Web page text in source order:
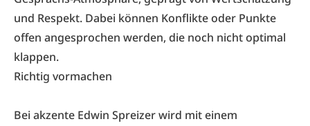
und Respekt. Dabei können Konflikte oder Punkte
offen angesprochen werden, die noch nicht optimal
klappen.
Richtig vormachen
Bei akzente Edwin Spreizer wird mit einem